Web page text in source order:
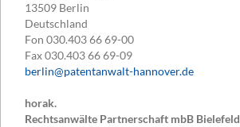
13509 Berlin
Deutschland
Fon 030.403 66 69-00
Fax030.403 66 69-09
berlin@patentanwalt-hannover.de
horak.
Rechtsanwälte Partnerschaft mbB Bielefeld